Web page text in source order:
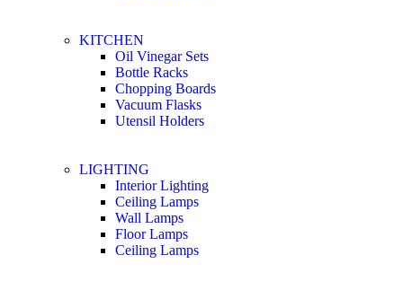
KITCHEN
Oil Vinegar Sets
Bottle Racks
Chopping Boards
Vacuum Flasks
Utensil Holders
LIGHTING
Interior Lighting
Ceiling Lamps
Wall Lamps
Floor Lamps
Ceiling Lamps